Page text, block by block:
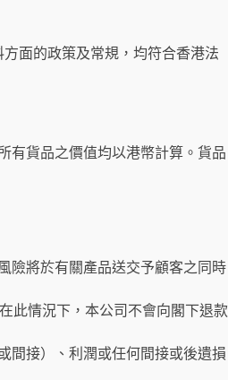
面的政策及常規，均符合香港法
有貨品之價值均以港幣計算。貨品
險將於有關產品送交予顧客之同時
此情況下，本公司不會向閣下退款
間接）、利潤或任何間接或後遺損